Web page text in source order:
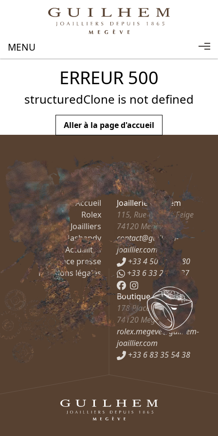
ERREUR 500
structuredClone is not defined
Aller à la page d'accueil
Accueil
Rolex
Guilhem Joailliers
Mashandy
Actualités
Espace presse
Mentions légales
Joaillerie Guilhem
115, Rue Charles Feige
74120 Megève
contact@guilhem-
joaillier.com
+33 4 50 21 66 80
+33 6 33 27 37 37
Boutique Rolex
178 Place de l’Église
74120 Megève
rolex.megeve@guilhem-
joaillier.com
+33 6 83 35 54 38